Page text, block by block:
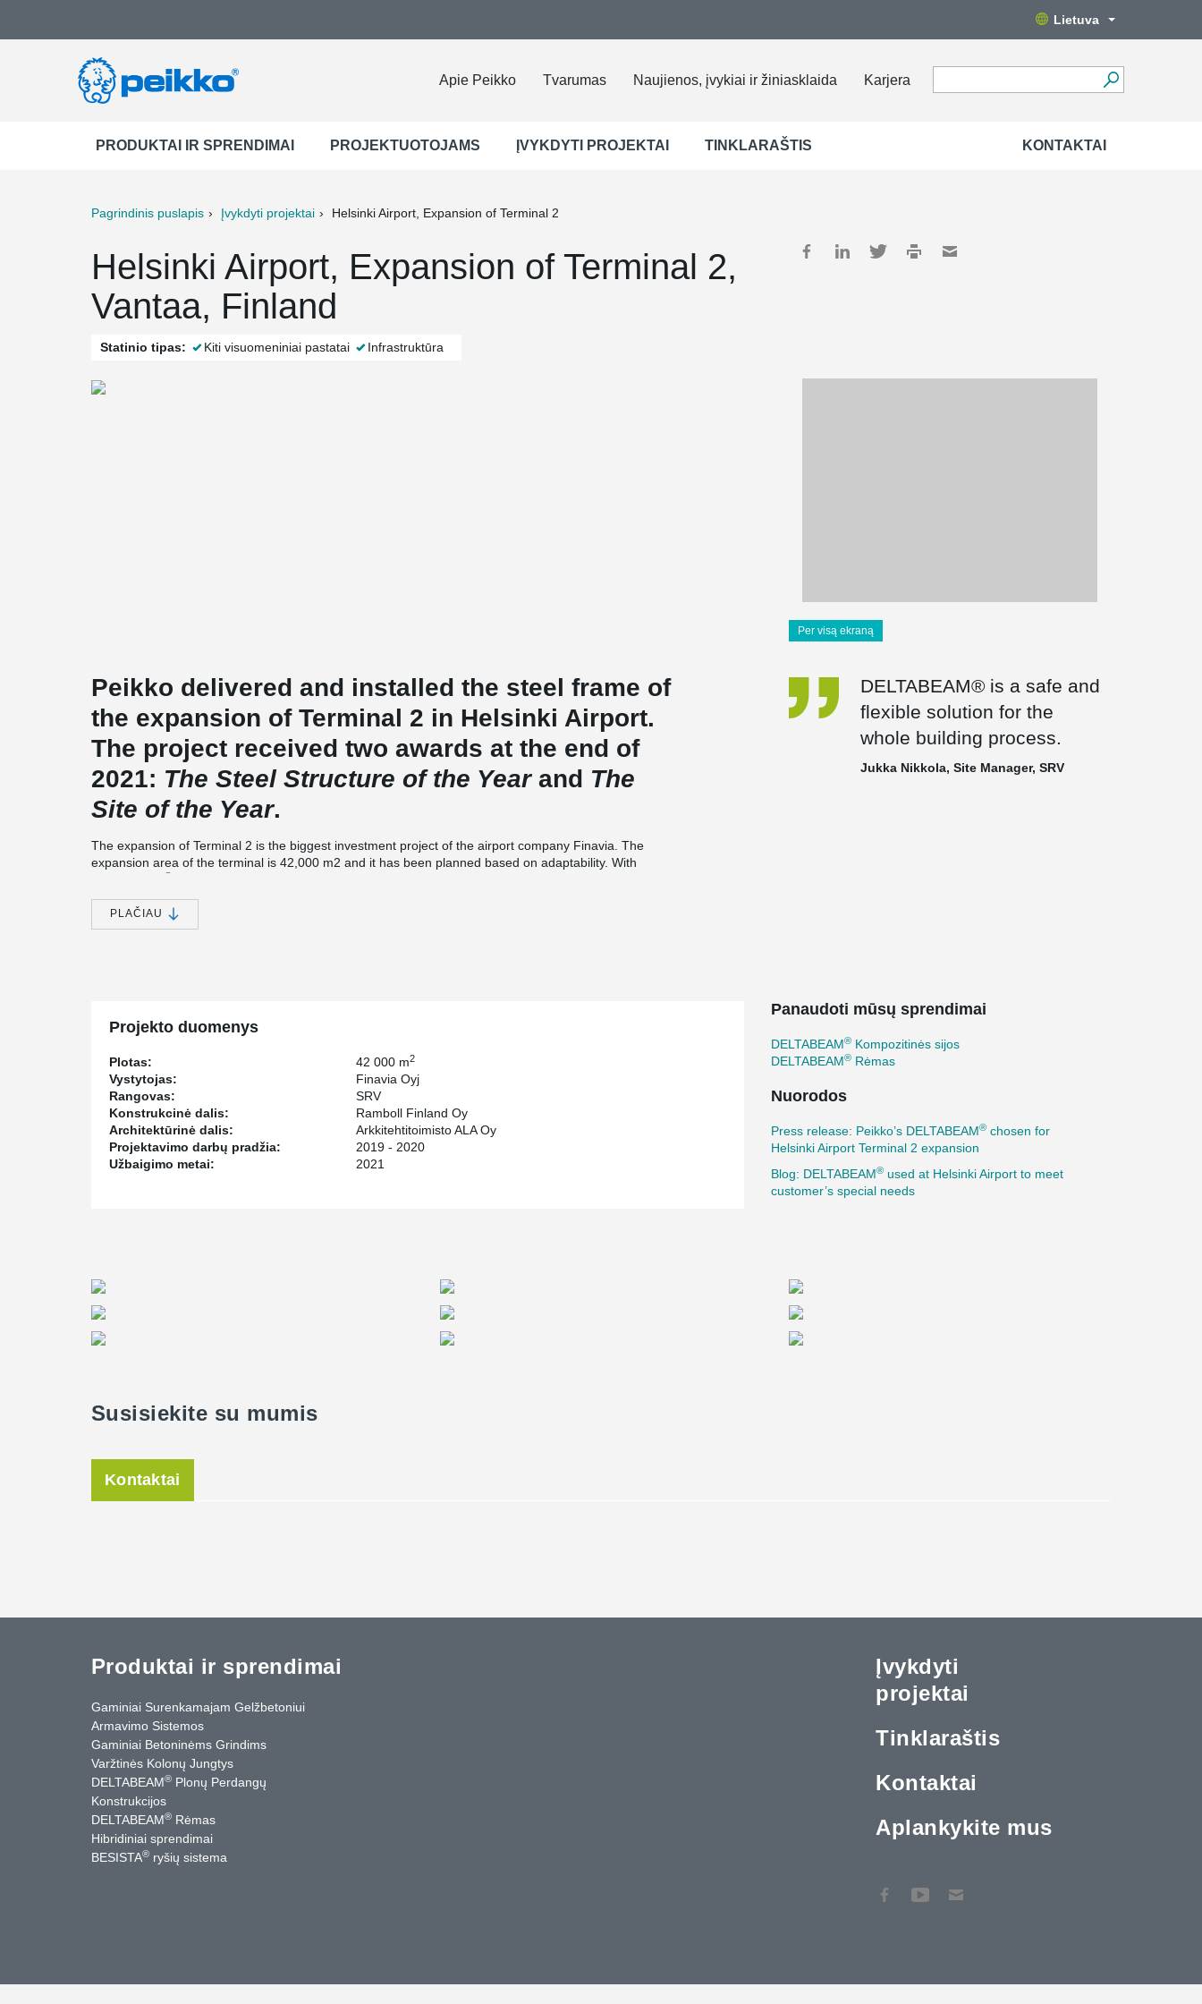
Lietuva
Apie Peikko Tvarumas Naujienos, įvykiai ir žiniasklaida Karjera
PRODUKTAI IR SPRENDIMAI PROJEKTUOTOJAMS ĮVYKDYTI PROJEKTAI TINKLARAŠTIS KONTAKTAI
Pagrindinis puslapis Įvykdyti projektai Helsinki Airport, Expansion of Terminal 2
Helsinki Airport, Expansion of Terminal 2,
Vantaa, Finland
Statinio tipas: Kiti visuomeniniai pastatai Infrastruktūra
Per visą ekraną
Peikko delivered and installed the steel frame of
the expansion of Terminal 2 in Helsinki Airport.
The project received two awards at the end of
2021: The Steel Structure of the Yearand The
Site of the Year.
The expansion of Terminal 2 is the biggest investment project of the airport company Finavia. The
expansion area of the terminal is 42,000 m2 and it has been planned based on adaptability. With
®
DELTABEAM
also allows freedom of design. At the airport, there is a diamond shaped structure on the
frame, which is made possible with DELTABEAM
* a lot of different connections items
In addition to the steel structures, Peikko also installed 4,500 concrete elements on site. The
installation was made by Peikko Finland's subsidiary, Peikko On-Site Services.
PLAČIAU
DELTABEAM® is a safe and
flexible solution for the
whole building process.
Jukka Nikkola, Site Manager, SRV
Projekto duomenys
Plotas: 42 000 m2
Vystytojas:
Finavia Oyj
Rangovas:
SRV
Konstrukcinė dalis:
Ramboll Finland Oy
Architektūrinė dalis:
Arkkitehtitoimisto ALA Oy
Projektavimo darbų pradžia:
2019 - 2020
Užbaigimo metai:
2021
Panaudoti mūsų sprendimai
DELTABEAM® Kompozitinės sijos
DELTABEAM® Rėmas
Nuorodos
Press release: Peikko’s DELTABEAM® chosen for
Helsinki Airport Terminal 2 expansion
Blog: DELTABEAM® used at Helsinki Airport to meet
customer’s special needs
Susisiekite su mumis
Kontaktai
Produktai ir sprendimai
Gaminiai Surenkamajam Gelžbetoniui
Armavimo Sistemos
Gaminiai Betoninėms Grindims
Varžtinės Kolonų Jungtys
DELTABEAM® Plonų Perdangų
Konstrukcijos
DELTABEAM® Rėmas
Hibridiniai sprendimai
BESISTA® ryšių sistema
Įvykdyti
projektai
Tinklaraštis
Kontaktai
Aplankykite mus